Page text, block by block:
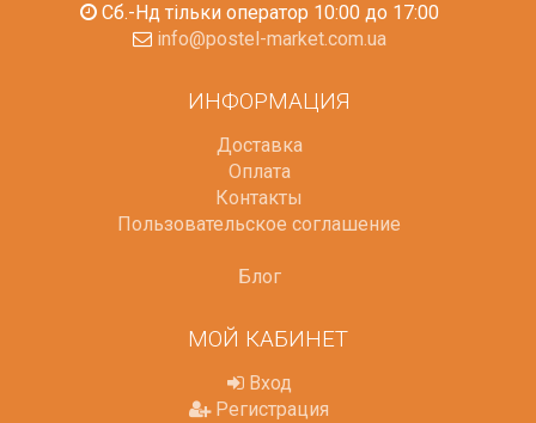
Сб.-Нд тільки оператор 10:00 до 17:00
info@postel-market.com.ua
ИНФОРМАЦИЯ
Доставка
Оплата
Контакты
Пользовательское соглашение
Блог
МОЙ КАБИНЕТ
Вход
Регистрация